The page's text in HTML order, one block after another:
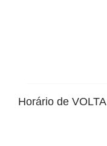
Horário de VOLTA